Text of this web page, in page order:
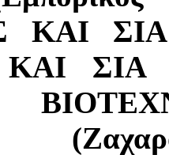
ΚΑΙ ΣΙΑ
ΚΑΙ